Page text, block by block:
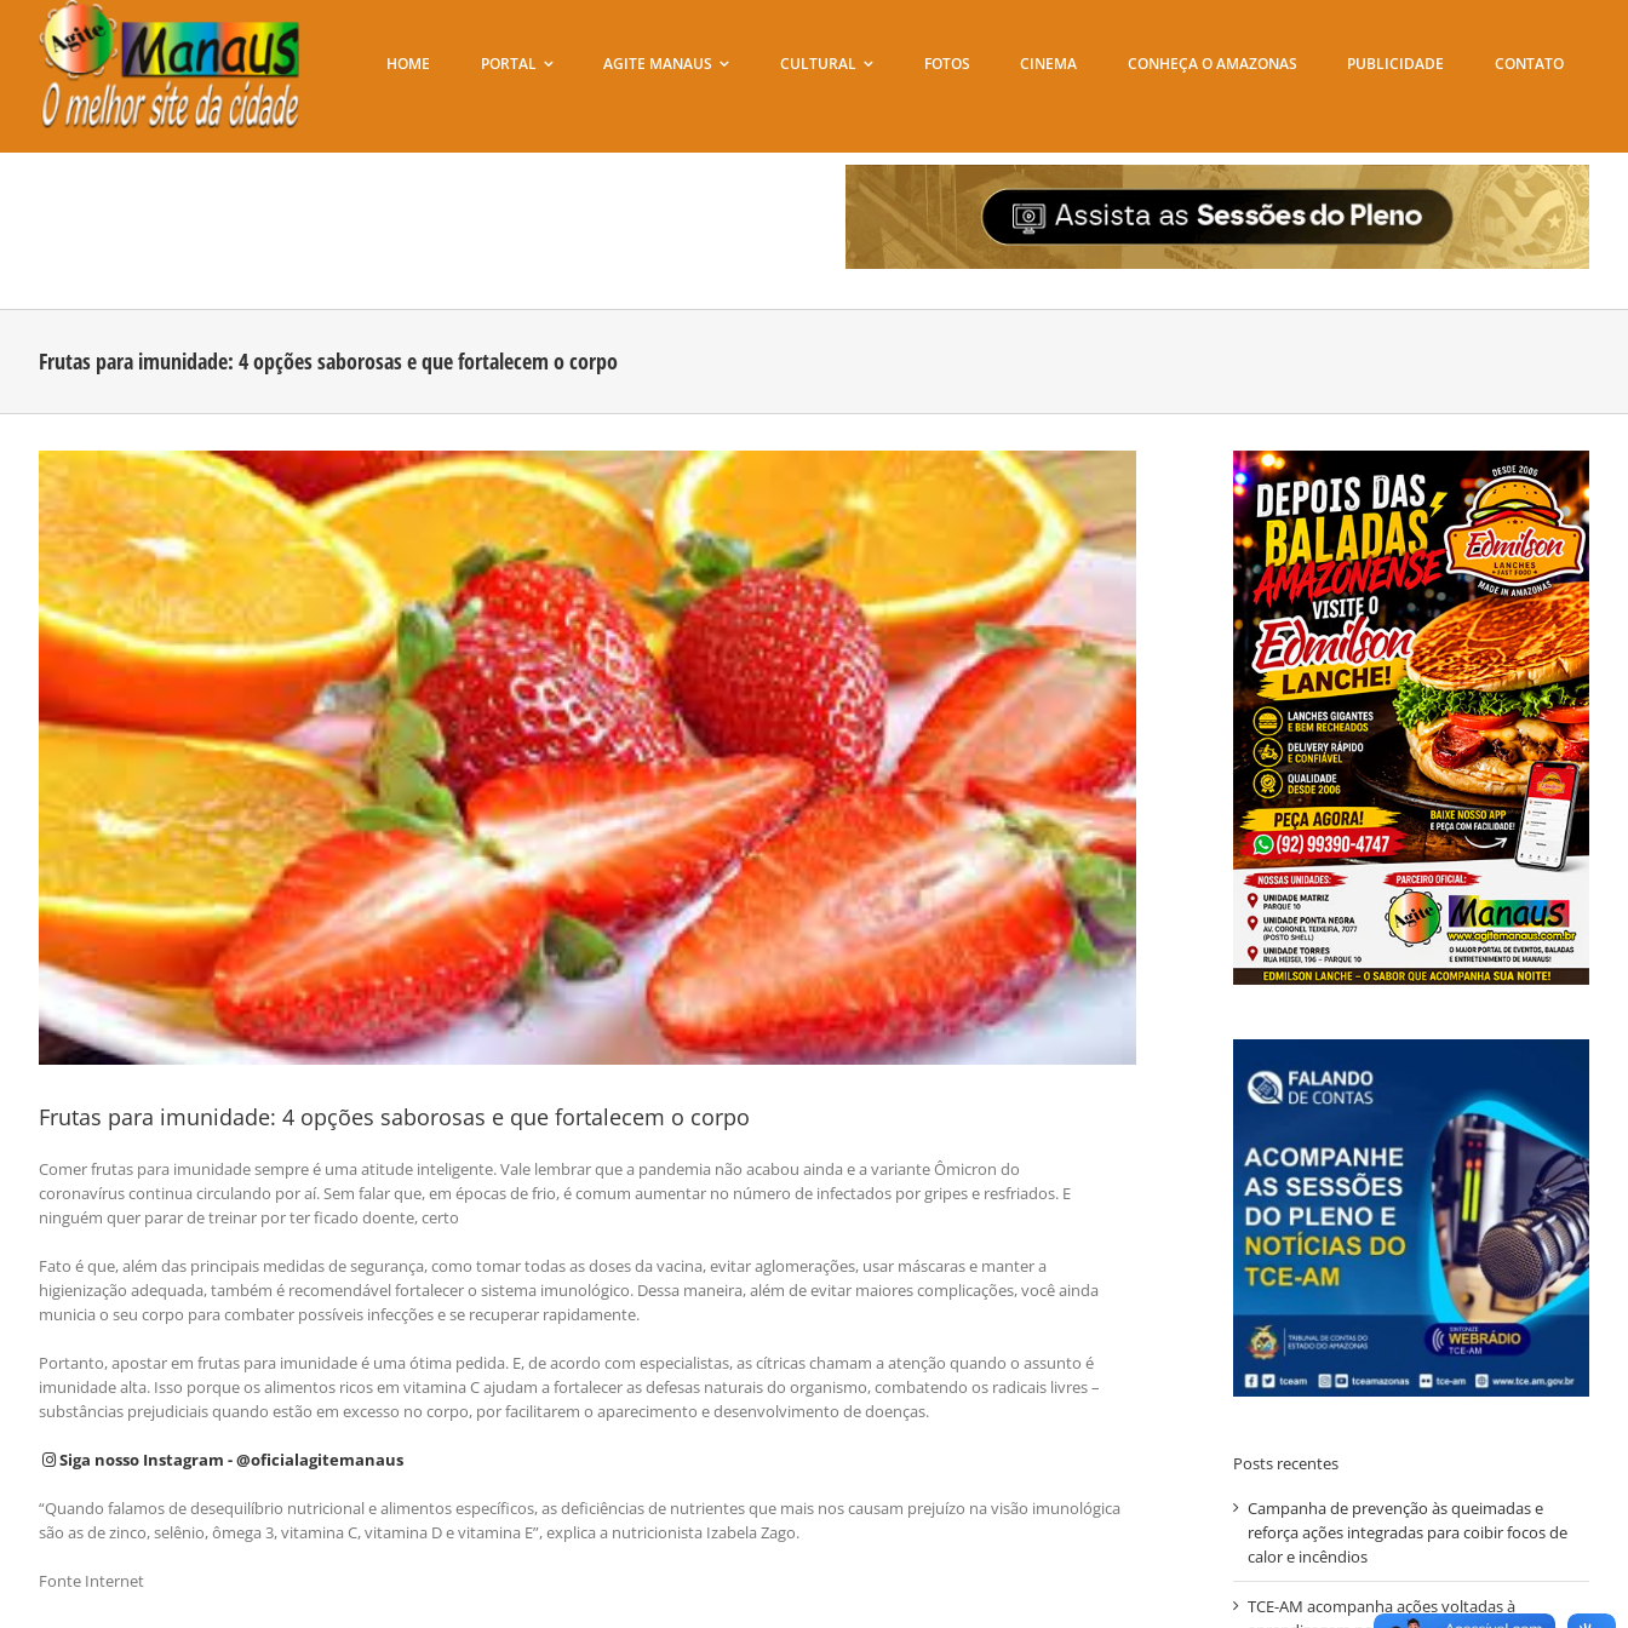
conteúdo
HOME PORTAL AGITE MANAUS CULTURAL FOTOS CINEMA CONHEÇA O AMAZONAS PUBLICIDADE CONTATO
Frutas para imunidade: 4 opções saborosas e que fortalecem o corpo
View
Image
Frutas para imunidade: 4 opções saborosas e que fortalecem o corpo
Comer frutas para imunidade sempre é uma atitude inteligente. Vale lembrar que a pandemia não acabou ainda e a variante Ômicron do
coronavírus continua circulando por aí. Sem falar que, em épocas de frio, é comum aumentar no número de infectados por gripes e resfriados. E
ninguém quer parar de treinar por ter ficado doente, certo
Fato é que, além das principais medidas de segurança, como tomar todas as doses da vacina, evitar aglomerações, usar máscaras e manter a
higienização adequada, também é recomendável fortalecer o sistema imunológico. Dessa maneira, além de evitar maiores complicações, você ainda
municia o seu corpo para combater possíveis infecções e se recuperar rapidamente.
Portanto, apostar em frutas para imunidade é uma ótima pedida. E, de acordo com especialistas, as cítricas chamam a atenção quando o assunto é
imunidade alta. Isso porque os alimentos ricos em vitamina C ajudam a fortalecer as defesas naturais do organismo, combatendo os radicais livres –
substâncias prejudiciais quando estão em excesso no corpo, por facilitarem o aparecimento e desenvolvimento de doenças.
Siga nosso Instagram - @oficialagitemanaus
“Quando falamos de desequilíbrio nutricional e alimentos específicos, as deficiências de nutrientes que mais nos causam prejuízo na visão imunológica
são as de zinco, selênio, ômega 3, vitamina C, vitamina D e vitamina E”, explica a nutricionista Izabela Zago.
Fonte Internet
Posts recentes
Campanha de prevenção às queimadas e
reforça ações integradas para coibir focos de
calor e incêndios
TCE-AM acompanha ações voltadas à